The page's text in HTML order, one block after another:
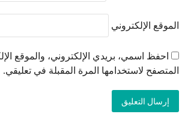
الموقع الإلكتروني
احفظ اسمي، بريدي الإلكتروني، والموقع
المتصفح لاستخدامها المرة المقبلة في تعليقي.